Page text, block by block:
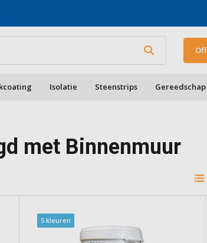
Isolatie Steenstrips Gereedschap
met Binnenmuur
5 kleuren